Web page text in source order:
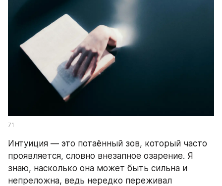
71
Интуиция — это потаённый зов, который часто
проявляется, словно внезапное озарение. Я
знаю, насколько она может быть сильна и
непреложна, ведь нередко переживал